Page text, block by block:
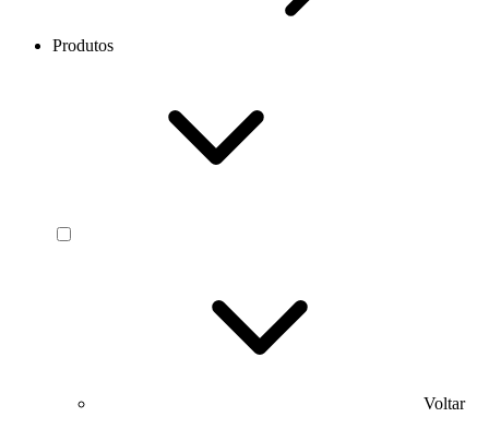
Produtos
Voltar